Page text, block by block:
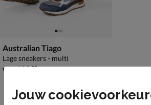
Australian Tiago
Lage sneakers - multi
vanaf € 139,99
v.a.139,99
Jouw